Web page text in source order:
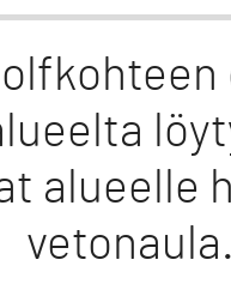
alueelle
vetonaula.